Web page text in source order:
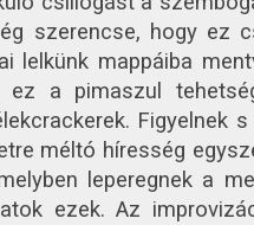
szerencse, hogy ez
lelkünk mappáiba
a pimaszul
Figyelnek
méltó híresség
leperegnek a
ezek. Az